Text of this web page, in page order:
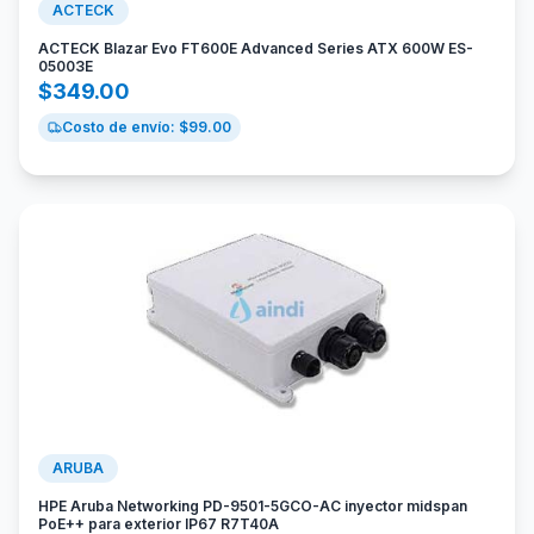
ACTECK
ACTECK Blazar Evo FT600E Advanced Series ATX 600W ES-
05003E
$349.00
Costo de envío: $99.00
ARUBA
HPE Aruba Networking PD-9501-5GCO-AC inyector midspan
PoE++ para exterior IP67 R7T40A